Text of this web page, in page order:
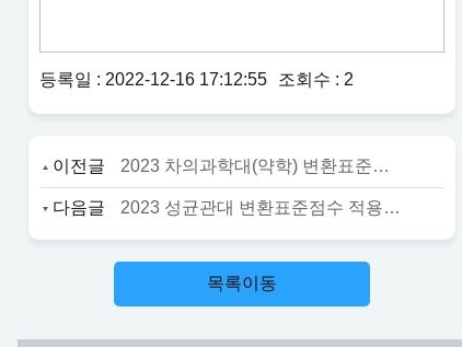
등록일 : 2022-12-16 17:12:55 조회수 : 2
이전글 2023 차의과학대(약학) 변환표준점수 적용 안내
다음글 2023 성균관대 변환표준점수 적용 안내
목록이동